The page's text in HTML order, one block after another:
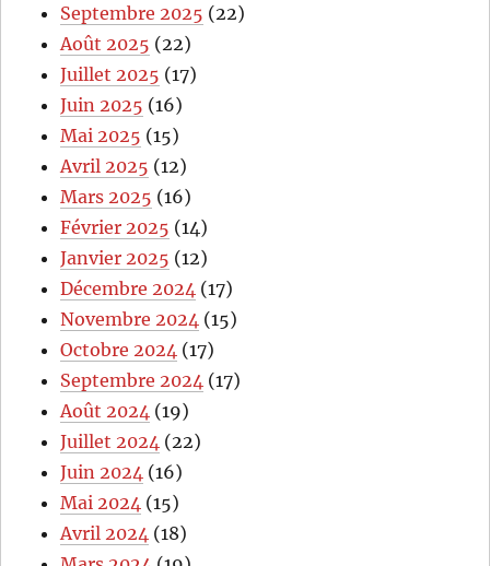
Septembre 2025 (22)
Août 2025 (22)
Juillet 2025 (17)
Juin 2025 (16)
Mai 2025 (15)
Avril 2025 (12)
Mars 2025 (16)
Février 2025 (14)
Janvier 2025 (12)
Décembre 2024 (17)
Novembre 2024 (15)
Octobre 2024 (17)
Septembre 2024 (17)
Août 2024 (19)
Juillet 2024 (22)
Juin 2024 (16)
Mai 2024 (15)
Avril 2024 (18)